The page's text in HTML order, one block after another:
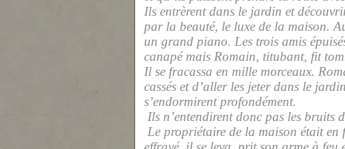
Ils entrèrent dans le jardin et
par la beauté, le luxe de la maison.
un grand piano. Les trois amis
canapé mais Romain, titubant, fit
Il se fracassa en mille morceaux.
cassés et d’aller les jeter dans le
s’endormirent profondément.
Ils n’entendirent donc pas les bruits
Le propriétaire de la maison était